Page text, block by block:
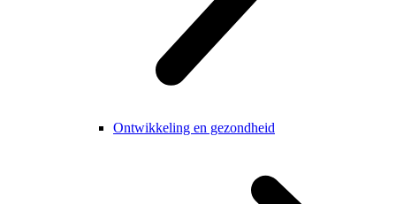
Ontwikkeling en gezondheid